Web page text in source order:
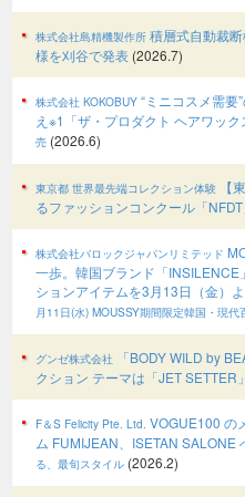
株式会社島精機製作所 積層式自動裁
様を刈谷で発表 (2026.7)
株式会社 KOKOBUY “ミニコスメ需要
え※1「ザ・プロダクト ヘアワック
売 (2026.6)
東京都 世界最先端コレクション体験 【
るファッションコンクール「NFDT
株式会社バロックジャパンリミテッド
一歩。韓国ブランド「
ションアイテムを3月13日（金）よ
月11日(水) MOUSSY期間限定韓国・現代
グンゼ株式会社 「BODY WILD by
クション テーマは「JET SETTER」
F＆S Felicity Pte. Ltd. VOGUE100 の
ム FUMIJEAN、ISETAN SALONE
る、最旬スタイル (2026.2)